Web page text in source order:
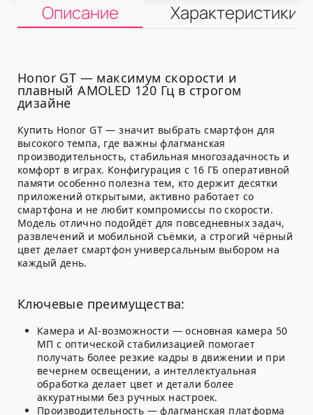
Описание Характеристики
Honor GT — максимум скорости и
плавный AMOLED 120 Гц в строгом
дизайне
Купить Honor GT — значит выбрать смартфон для
высокого темпа, где важны флагманская
производительность, стабильная многозадачность и
комфорт в играх. Конфигурация с 16 ГБ оперативной
памяти особенно полезна тем, кто держит десятки
приложений открытыми, активно работает со
смартфона и не любит компромиссы по скорости.
Модель отлично подойдёт для повседневных задач,
развлечений и мобильной съёмки, а строгий чёрный
цвет делает смартфон универсальным выбором на
каждый день.
Ключевые преимущества:
Камера и AI-возможности — основная камера 50
МП с оптической стабилизацией помогает
получать более резкие кадры в движении и при
вечернем освещении, а интеллектуальная
обработка делает цвет и детали более
аккуратными без ручных настроек.
Производительность — флагманская платформа